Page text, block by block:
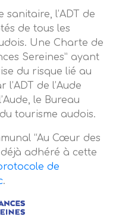
sanitaire, l’ADT de
de tous les
Une Charte de
Sereines” ayant
du risque lié au
de l’Aude
le Bureau
tourisme audois.
“Au Cœur des
déjà adhéré à cette
de
.